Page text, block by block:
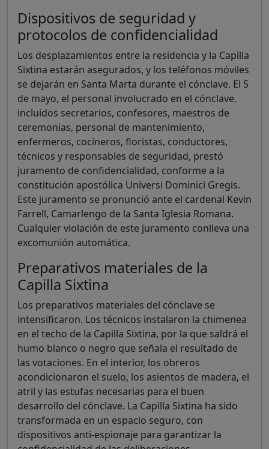
Dispositivos de seguridad y
protocolos de confidencialidad
Los desplazamientos entre la residencia y la Capilla
Sixtina estarán asegurados, y los teléfonos móviles
se dejarán en Santa Marta durante el cónclave. El 5
de mayo, el personal involucrado en el cónclave,
incluidos secretarios, confesores, maestros de
ceremonias, personal de mantenimiento,
enfermeros, cocineros, floristas, conductores,
técnicos y responsables de seguridad, prestó
juramento de confidencialidad, conforme a la
constitución apostólica Universi Dominici Gregis.
Este juramento se pronunció ante el cardenal Kevin
Farrell, Camarlengo de la Santa Iglesia Romana.
Cualquier violación de este juramento conlleva una
excomunión automática.
Preparativos materiales de la
Capilla Sixtina
Los preparativos materiales del cónclave se
intensificaron. Los técnicos instalaron la chimenea
en el techo de la Capilla Sixtina, por la que saldrá el
humo blanco o negro que señala el resultado de
las votaciones. En el interior, los obreros
acondicionaron el suelo, los asientos de madera, el
atril y las estufas necesarias para el buen
desarrollo del cónclave. La Capilla Sixtina ha sido
transformada en un espacio seguro, con
dispositivos anti-espionaje para garantizar la